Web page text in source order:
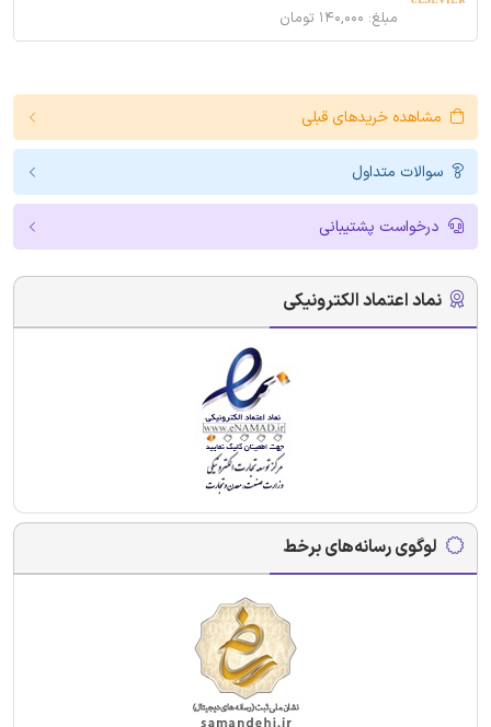
مبلغ: ۱۴۰,۰۰۰ تومان
مشاهده خریدهای قبلی
سوالات متداول
درخواست پشتیبانی
نماد اعتماد الکترونیکی
لوگوی رسانه‌های برخط